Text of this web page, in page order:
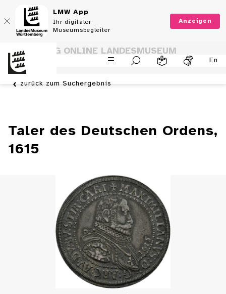
LMW App
Ihr digitaler
Museumsbegleiter
Anzeigen
En
SAMMLUNG ONLINE LANDESMUSEUM
WÜRTTEMBERG
zurück zum Suchergebnis
Taler des Deutschen Ordens,
1615